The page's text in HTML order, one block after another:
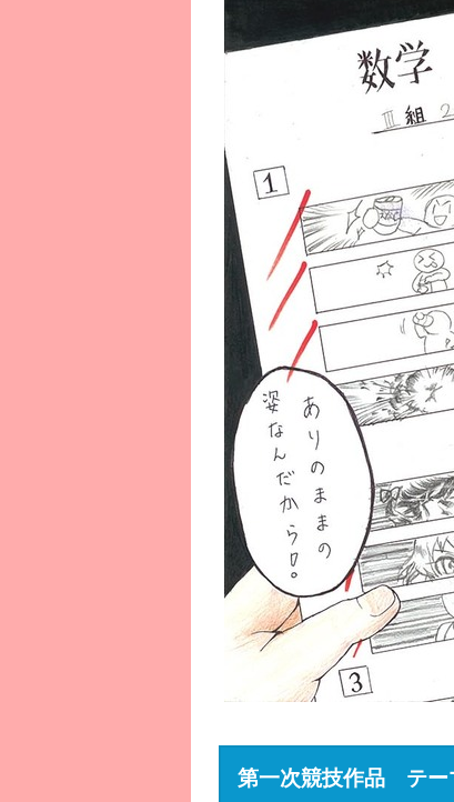
第一次競技作品 テー